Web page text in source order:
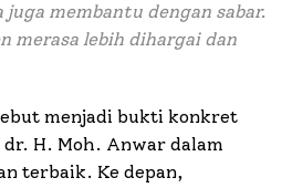
membantu dengan sabar.
merasa lebih dihargai dan
menjadi bukti konkret
dr. H. Moh. Anwar dalam
terbaik. Ke depan,